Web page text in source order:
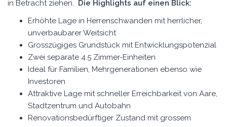
in Betracht ziehen.
Die Highlights auf einen Blick:
Erhöhte Lage in Herrenschwanden mit herrlicher,
unverbaubarer Weitsicht
Grosszügiges Grundstück mit Entwicklungspotenzial
Zwei separate 4.5 Zimmer-Einheiten
Ideal für Familien, Mehrgenerationen ebenso wie
Investoren
Attraktive Lage mit schneller Erreichbarkeit von Aare,
Stadtzentrum und Autobahn
Renovationsbedürftiger Zustand mit grossem